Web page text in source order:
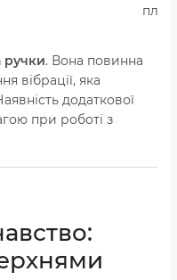
ручки. Вона повинна
вібрації, яка
додаткової
при роботі з